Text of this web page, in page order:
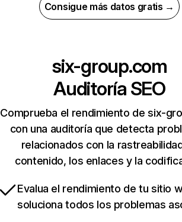
Consigue más datos gratis →
six-group.com
Auditoría SEO
Comprueba el rendimiento de six-
con una auditoría que detecta
relacionados con la
contenido, los enlaces y la
Evalua el rendimiento de tu sitio
soluciona todos los problemas